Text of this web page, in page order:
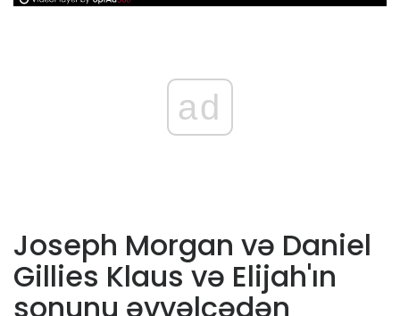
ad
Joseph Morgan və Daniel
Gillies Klaus və Elijah'ın
sonunu əvvəlcədən